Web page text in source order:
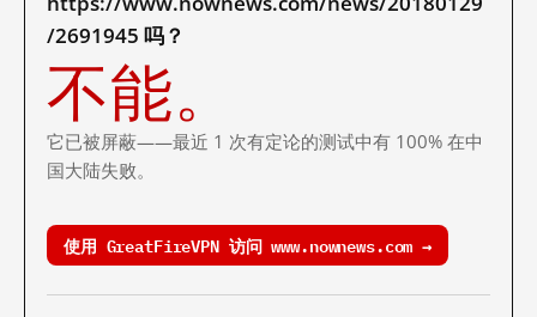
/2691945 吗？
不能。
它已被屏蔽——最近 1 次有定论的测试中有 100% 在中
国大陆失败。
使用 GreatFireVPN 访问 www.nownews.com →